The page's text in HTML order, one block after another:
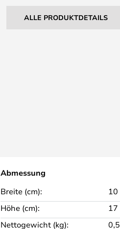
ALLE PRODUKTDETAILS
Abmessung
Breite (cm):
10
Höhe (cm):
17
Nettogewicht (kg):
0,5